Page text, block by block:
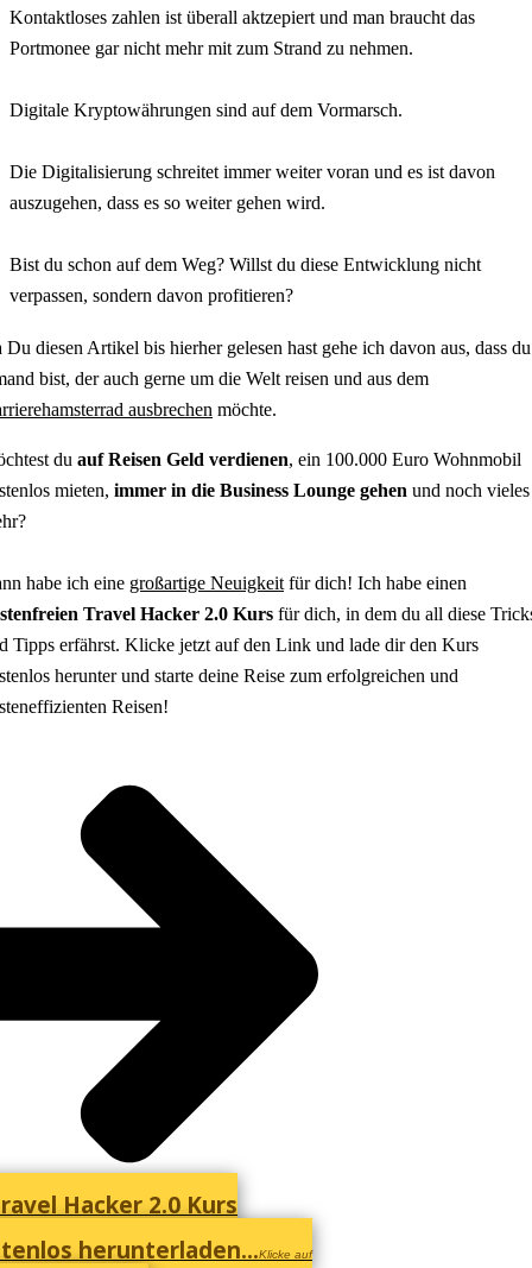
Kontaktloses zahlen ist überall aktzepiert und man braucht das
Portmonee gar nicht mehr mit zum Strand zu nehmen.
Digitale Kryptowährungen sind auf dem Vormarsch.
Die Digitalisierung schreitet immer weiter voran und es ist davon
auszugehen, dass es so weiter gehen wird.
Bist du schon auf dem Weg? Willst du diese Entwicklung nicht
verpassen, sondern davon profitieren?
Du diesen Artikel bis hierher gelesen hast gehe ich davon aus, dass du
bist, der auch gerne um die Welt reisen und aus dem
ausbrechen möchte.
du auf Reisen Geld verdienen, ein 100.000 Euro Wohnmobil
mieten, immer in die Business Lounge gehen und noch vieles
habe ich eine großartige Neuigkeit für dich! Ich habe einen
Travel Hacker 2.0 Kurs für dich, in dem du all diese
Tipps erfährst. Klicke jetzt auf den Link und lade dir den Kurs
herunter und starte deine Reise zum erfolgreichen und
Reisen!
Hacker 2.0 Kurs
herunterladen...Klicke auf